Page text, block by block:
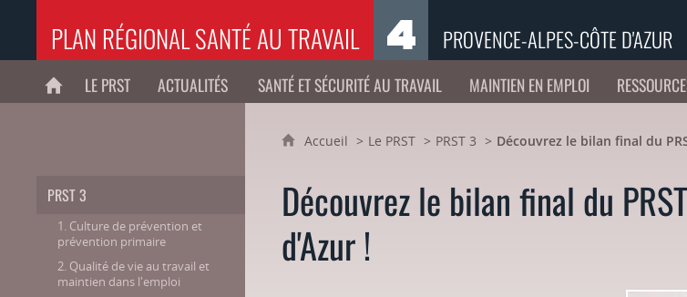
PLAN RÉGIONAL SANTÉ AU TRAVAIL PROVENCE-ALPES-CÔTE D'AZUR
ACCUEIL
LE PRST ACTUALITÉS SANTÉ ET SÉCURITÉ AU TRAVAIL MAINTIEN EN EMPLOI
PRST 3
1. Culture de prévention et
prévention primaire
2. Qualité de vie au travail et
maintien dans l'emploi
Accueil Le PRST PRST 3 Découvrez le bilan final du
Découvrez le bilan final du
d'Azur !